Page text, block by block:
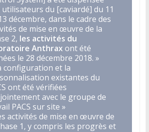
utilisateurs du [caviardé] du 11
décembre, dans le cadre des
de mise en œuvre de la
2, les activités du
Anthraxont été
le 28 décembre 2018. »
configuration et la
existantes du
ont été vérifiées
avec le groupe de
PACS sur site »
activités de mise en œuvre de
1, y compris les progrès et